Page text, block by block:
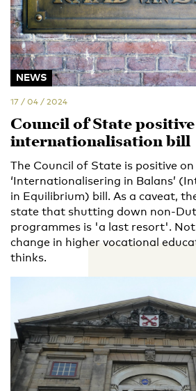
NEWS
17 / 04 / 2024
Council of State
internationalisation bill
The Council of State is positive
‘Internationalisering in Balans’
in Equilibrium) bill. As a caveat,
state that shutting down non-
programmes is 'a last resort'.
change in higher vocational
thinks.